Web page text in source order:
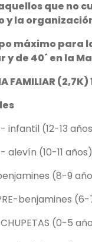
que no
y la
máximo para
y de 40´ en la
FAMILIAR (2,7K)
infantil (12-13
alevín (10-11
(8-9
benjamines
(0-5